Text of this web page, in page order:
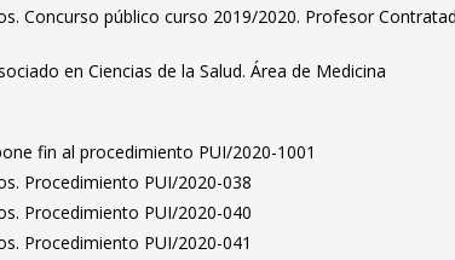
Concurso público curso 2019/2020. Profesor
en Ciencias de la Salud. Área de Medicina
fin al procedimiento PUI/2020-1001
Procedimiento PUI/2020-038
Procedimiento PUI/2020-040
Procedimiento PUI/2020-041